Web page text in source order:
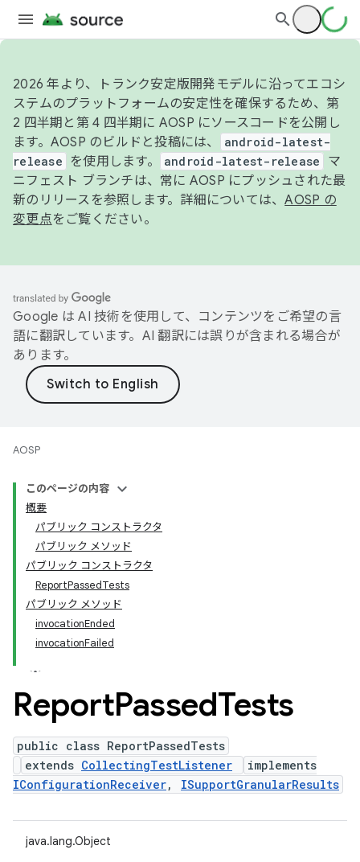
2026 年より、トランク安定版開発モデルに沿ってエコシ
ステムのプラットフォームの安定性を確保するため、第
2 四半期と第 4 四半期に AOSP にソースコードを公開し
ます。AOSP のビルドと投稿には、
android-latest-
release
を使用します。 android-latest-release
マ
ニフェスト ブランチは、常に AOSP にプッシュされた最
新のリリースを参照します。詳細については、AOSP の
変更点をご覧ください。
Google は AI 技術を使用して、コンテンツをご希望の言
語に翻訳しています。AI 翻訳には誤りが含まれる場合が
あります。
AOSP
このページの内容
概要
パブリック コンストラクタ
パブリック メソッド
パブリック コンストラクタ
ReportPassedTests
パブリック メソッド
invocationEnded
invocationFailed
ReportPassedTests
public class ReportPassedTests
extends CollectingTestListener
implements
IConfigurationReceiver, ISupportGranularResults
java.lang.Object